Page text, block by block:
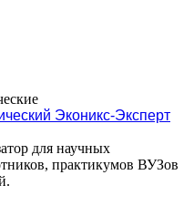
Эконикс-Эксперт
для научных
практикумов ВУЗов